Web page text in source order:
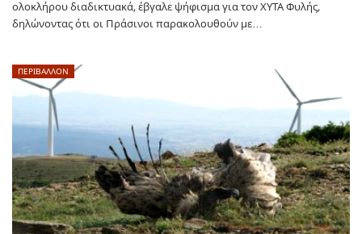
ολοκλήρου διαδικτυακά, έβγαλε ψήφισμα για τον ΧΥΤΑ Φυλής,
δηλώνοντας ότι οι Πράσινοι παρακολουθούν με…
ΠΕΡΙΒΑΛΛΟΝ